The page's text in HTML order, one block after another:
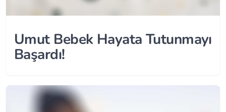
Umut Bebek Hayata Tutunmayı
Başardı!